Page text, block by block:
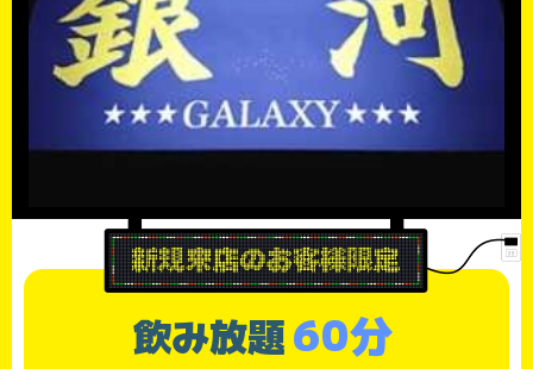
飲み放題60分